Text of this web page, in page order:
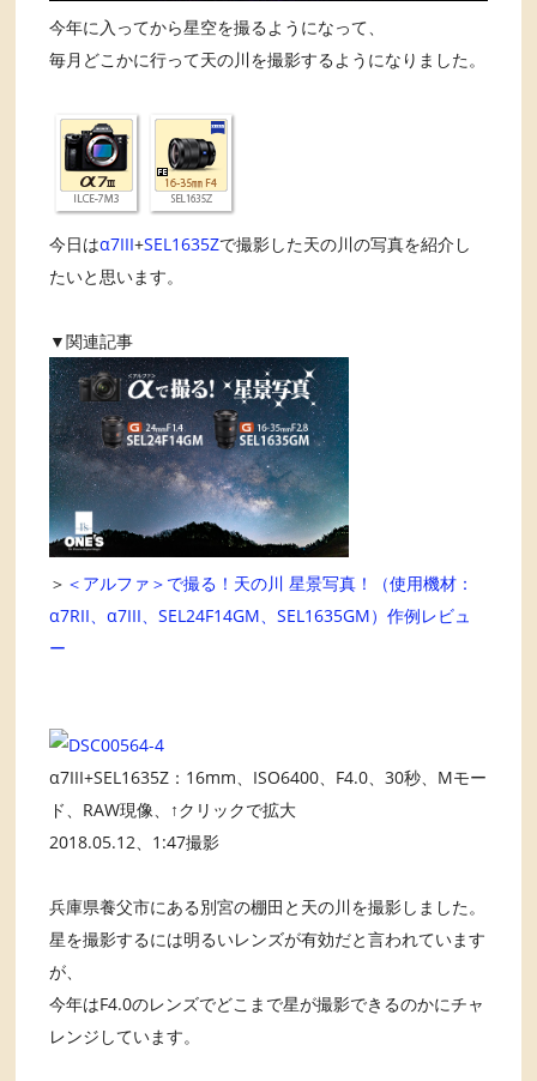
今年に入ってから星空を撮るようになって、
毎月どこかに行って天の川を撮影するようになりました。
今日はα7III+SEL1635Zで撮影した天の川の写真を紹介し
たいと思います。
▼関連記事
＞ ＜アルファ＞で撮る！天の川 星景写真！（使用機材：
α7RII、α7III、SEL24F14GM、SEL1635GM）作例レビュ
ー
α7III+SEL1635Z：16mm、ISO6400、F4.0、30秒、Mモー
ド、RAW現像、↑クリックで拡大
2018.05.12、1:47撮影
兵庫県養父市にある別宮の棚田と天の川を撮影しました。
星を撮影するには明るいレンズが有効だと言われています
が、
今年はF4.0のレンズでどこまで星が撮影できるのかにチャ
レンジしています。